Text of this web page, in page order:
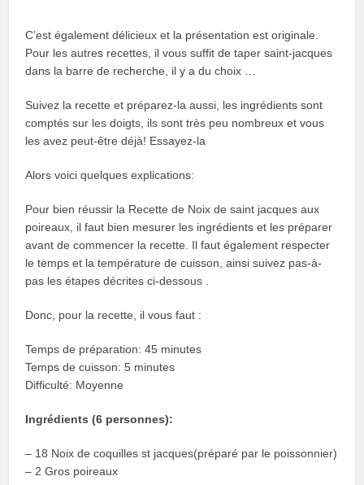
C’est également délicieux et la présentation est originale.
Pour les autres recettes, il vous suffit de taper saint-jacques
dans la barre de recherche, il y a du choix …
Suivez la recette et préparez-la aussi, les ingrédients sont
comptés sur les doigts, ils sont très peu nombreux et vous
les avez peut-être déjà! Essayez-la
Alors voici quelques explications:
Pour bien réussir la Recette de Noix de saint jacques aux
poireaux, il faut bien mesurer les ingrédients et les préparer
avant de commencer la recette. Il faut également respecter
le temps et la température de cuisson, ainsi suivez pas-à-
pas les étapes décrites ci-dessous .
Donc, pour la recette, il vous faut :
Temps de préparation: 45 minutes
Temps de cuisson: 5 minutes
Difficulté: Moyenne
Ingrédients (6 personnes):
– 18 Noix de coquilles st jacques(préparé par le poissonnier)
– 2 Gros poireaux